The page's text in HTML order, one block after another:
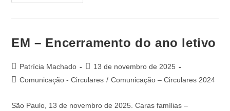
EM – Encerramento do ano letivo
Patrícia Machado
13 de novembro de 2025
Comunicação - Circulares / Comunicação – Circulares 2024
São Paulo, 13 de novembro de 2025. Caras famílias –